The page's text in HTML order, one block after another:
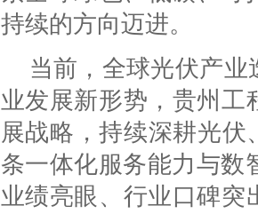
持续的方向迈进。
当前，全球光伏产
业发展新形势，贵州工
展战略，持续深耕光伏
条一体化服务能力与数
业绩亮眼、行业口碑突